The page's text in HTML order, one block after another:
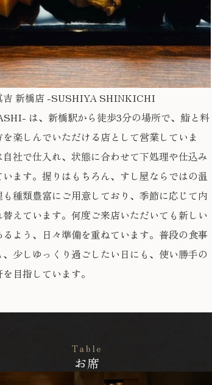
吉 新橋店 -SUSHIYA SHINKICHI
は、新橋駅から徒歩3分の場所で、鮨と料
楽しんでいただける店として営業していま
自社で仕入れ、状態に合わせて下処理や仕込み
います。握りはもちろん、すし屋ならではの温
も種類豊富にご用意しており、季節に応じて内
えています。何度ご来店いただいても新しい
るよう、日々準備を重ねています。普段の食事
、少しゆっくり過ごしたい日にも、使い勝手の
目指しています。
Table
お席